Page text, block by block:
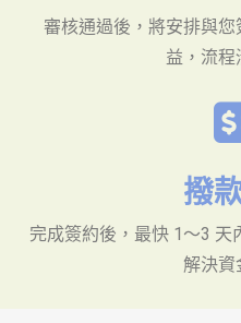
審核通過後，將安排與
益，流程
撥
完成簽約後，最快 1～3
解決資